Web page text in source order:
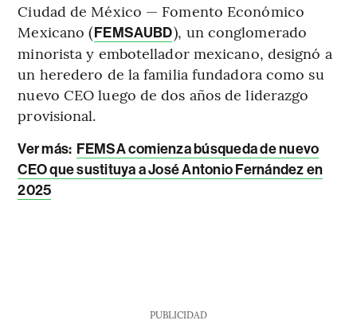
Ciudad de México — Fomento Económico
Mexicano (FEMSAUBD), un conglomerado
minorista y embotellador mexicano, designó a
un heredero de la familia fundadora como su
nuevo CEO luego de dos años de liderazgo
provisional.
Ver más: FEMSA comienza búsqueda de nuevo
CEO que sustituya a José Antonio Fernández en
2025
PUBLICIDAD